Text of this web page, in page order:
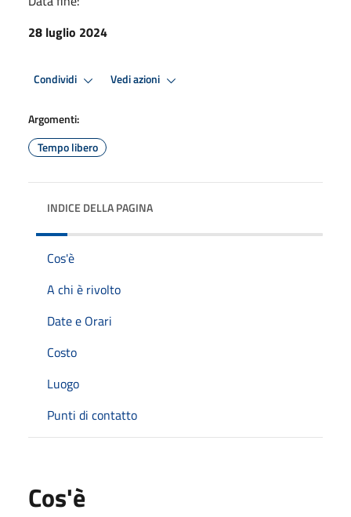
28 luglio 2024
Condividi Vedi azioni
Argomenti:
Tempo libero
INDICE DELLA PAGINA
Cos'è
A chi è rivolto
Date e Orari
Costo
Luogo
Punti di contatto
Cos'è